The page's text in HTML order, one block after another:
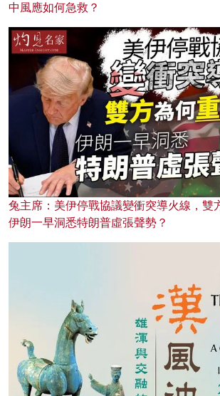
中風應如何急救？
兔主席：美伊停戰協議變衝突導火線，雙
伊朗一早洞悉特朗普虛張聲勢？